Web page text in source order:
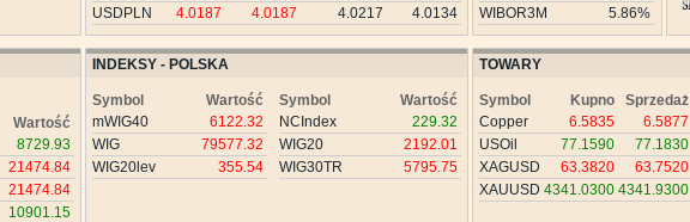
USDPLN
4.0187 4.0187 4.0217 4.0134
WIBOR3M
5.86%
Wartość
8729.93
21474.84
21474.84
10901.15
INDEKSY - POLSKA
Symbol
Wartość
mWIG40
6122.32
WIG
79577.32
WIG20lev
355.54
Symbol
Wartość
NCIndex
229.32
WIG20
2192.01
WIG30TR
5795.75
TOWARY
Symbol Kupno Sprzedaż
Copper
6.5835 6.5877
USOil
77.1590 77.1830
XAGUSD
63.3820 63.7520
XAUUSD 4341.0300 4341.9300